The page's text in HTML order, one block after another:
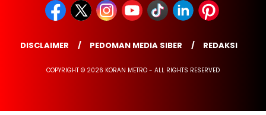
DISCLAIMER PEDOMAN MEDIA SIBER REDAKSI
COPYRIGHT © 2026 KORAN METRO - ALL RIGHTS RESERVED